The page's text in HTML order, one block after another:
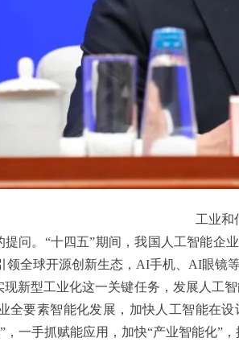
工业和
提问。“十四五”期间，我国人工智能企
领全球开源创新生态，AI手机、AI眼镜
新型工业化这一关键任务，发展人工
全要素智能化发展，加快人工智能在
，一手抓赋能应用，加快“产业智能化”